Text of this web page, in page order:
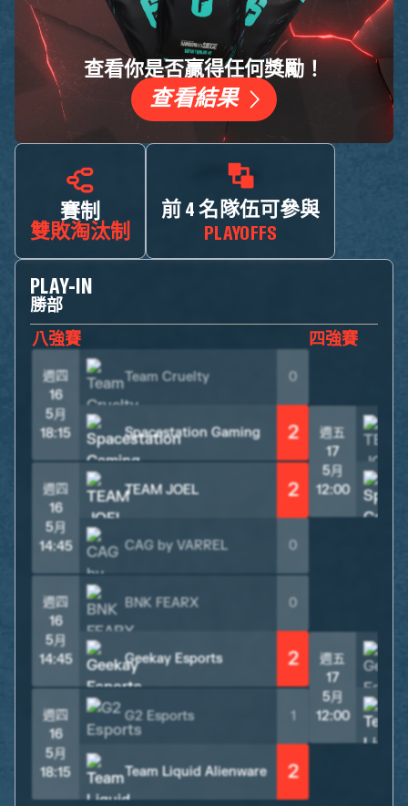
查看你是否贏得任何獎勵！
查看結果
賽制
雙敗淘汰制
前 4 名隊伍可參與
PLAYOFFS
PLAY-IN
勝部
八強賽
週四
16
5月
18:15
Team Cruelty 0
Spacestation Gaming 2
週四
16
5月
14:45
TEAM JOEL 2
CAG by VARREL 0
週四
16
5月
14:45
BNK FEARX 0
Geekay Esports 2
週四
16
5月
18:15
G2 Esports 1
Team Liquid Alienware 2
四強賽
週五
17
5月
12:00
週五
17
5月
12:00